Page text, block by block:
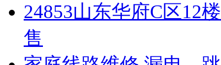
24853山东华府C区12
售